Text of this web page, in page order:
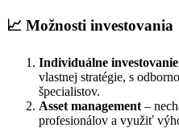
📈 Možnosti investovania
Individuálne investovanie
vlastnej stratégie, s
špecialistov.
Asset management –
profesionálov a využiť